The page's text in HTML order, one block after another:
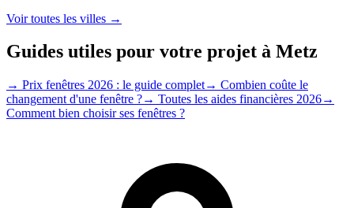
Voir toutes les villes →
Guides utiles pour votre projet à Metz
→ Prix fenêtres 2026 : le guide complet→ Combien coûte le
changement d'une fenêtre ?→ Toutes les aides financières 2026→
Comment bien choisir ses fenêtres ?